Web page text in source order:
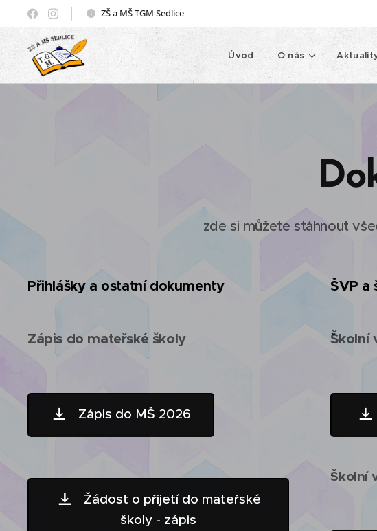
ZŠ a MŠ TGM Sedlice
Úvod O nás
zde si můžete stáhnout
Přihlášky a ostatní dokumenty
Zápis do mateřské školy
Zápis do MŠ 2026
Žádost o přijetí do mateřské
školy - zápis
ŠVP a
Školní